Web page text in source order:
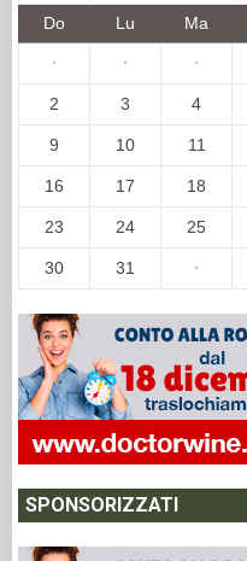
Do Lu Ma
· · ·
2 3 4
9 10 11
16 17 18
23 24 25
30 31 ·
SPONSORIZZATI